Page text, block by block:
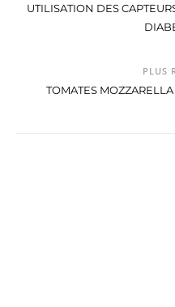
UTILISATION DES
PLUS
TOMATES